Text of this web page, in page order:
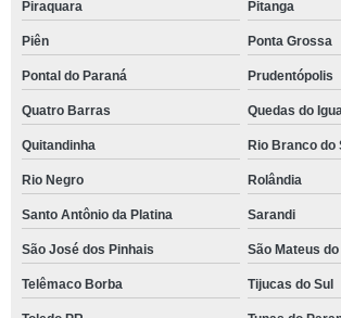
Piraquara Pitanga
Piên Ponta Grossa
Pontal do Paraná Prudentópolis
Quatro Barras Quedas do
Quitandinha Rio Branco do
Rio Negro Rolândia
Santo Antônio da Platina Sarandi
São José dos Pinhais São Mateus do
Telêmaco Borba Tijucas do Sul